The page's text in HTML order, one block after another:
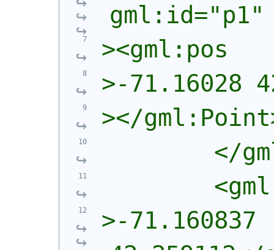
gml:id="p1"
><gml:pos
>-71.16028
></
</
>-71.160837